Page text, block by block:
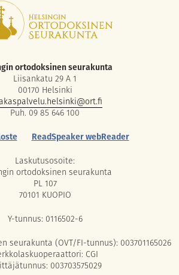
ortodoksinen seurakunta
Liisankatu 29 A 1
00170 Helsinki
Puh. 09 85 646 100
ReadSpeaker webReader
Laskutusosoite:
ortodoksinen seurakunta
PL 107
70101 KUOPIO
Y-tunnus: 0116502-6
seurakunta (OVT/FI-tunnus): 003701165026
CGI
003703575029